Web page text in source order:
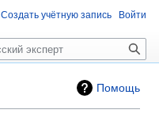
Помощь
Создать учётную запись Войти